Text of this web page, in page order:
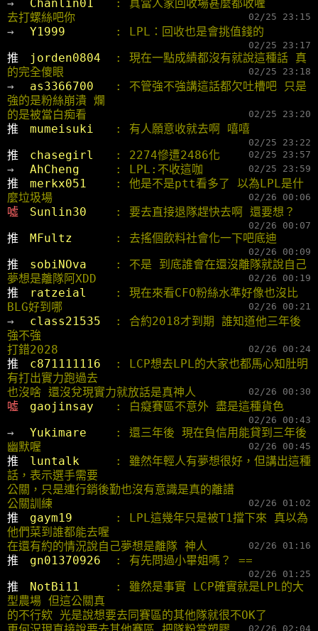
→ Chanlin01
: 真當人家回收場甚麼都收喔
去打螺絲吧你
02/25 23:15
→ Y1999 : LPL：回收也是會挑值錢的
02/25 23:17
推 jorden0804
: 現在一點成績都沒有就說這種話 真
的完全傻眼
02/25 23:18
→ as3366700
: 不管強不強講這話都欠吐槽吧 只是
強的是粉絲崩潰 爛
的是被當白痴看
02/25 23:20
推 mumeisuki : 有人願意收就去啊 嘻嘻
02/25 23:22
推 chasegirl : 2274慘遭2486化 02/25 23:57
→ AhCheng : LPL:不收這咖 02/25 23:59
推 merkx051
: 他是不是ptt看多了 以為LPL是什
麼垃圾場
02/26 00:06
噓 Sunlin30 : 要去直接退隊趕快去啊 還要想？
02/26 00:07
推 MFultz : 去搖個飲料社會化一下吧底迪
02/26 00:09
推 sobiNOva
: 不是 到底誰會在還沒離隊就說自己
夢想是離隊阿XDD
02/26 00:19
推 ratzeial
: 現在來看CFO粉絲水準好像也沒比
BLG好到哪
02/26 00:21
→ class21535
: 合約2018才到期 誰知道他三年後
強不強
打錯2028
02/26 00:24
推 c871111116
: LCP想去LPL的大家也都馬心知肚明
有打出實力跑過去
也沒啥 還沒兌現實力就放話是真神人
02/26 00:30
噓 gaojinsay : 白癡賽區不意外 盡是這種貨色
02/26 00:43
→ Yukimare
: 還三年後 現在負信用能貸到三年後
幽默喔
02/26 00:45
推 luntalk
: 雖然年輕人有夢想很好，但講出這種
話，表示選手需要
公關，只是連行銷後勤也沒有意識是真的離譜
公關訓練
02/26 01:02
推 gaym19
: LPL這幾年只是被T1擋下來 真以為
他們菜到誰都能去喔
在還有約的情況說自己夢想是離隊 神人
02/26 01:16
推 gn01370926 : 有先問過小畢姐嗎？ ==
02/26 01:25
推 NotBi11
: 雖然是事實 LCP確實就是LPL的大
型農場 但這公關真
的不行欸 光是說想要去同賽區的其他隊就很不OK了
02/26 02:04